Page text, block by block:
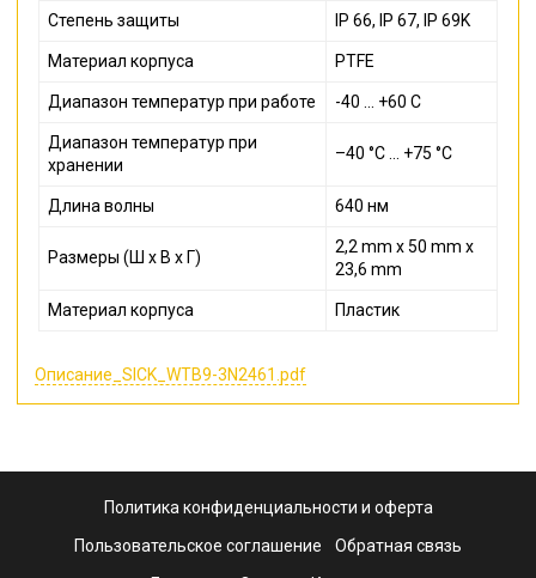
Степень защиты IP 66, IP 67, IP 69K
Материал корпуса PTFE
Диапазон температур при работе -40 ... +60 С
Диапазон температур при
хранении
–40 °C ... +75 °C
Длина волны 640 нм
Размеры (Ш x В x Г)
2,2 mm x 50 mm x
23,6 mm
Материал корпуса Пластик
Описание_SICK_WTB9-3N2461.pdf
Политика конфиденциальности и оферта
Пользовательское соглашение Обратная связь